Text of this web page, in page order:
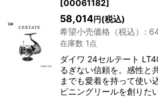
[00061182]
58,014円(税込)
希望小売価格（税込）
:
在庫数 1点
ダイワ 24セルテート
るぎない信頼を。感性と
までも愛着を持って使い
ピニングリールを創りた